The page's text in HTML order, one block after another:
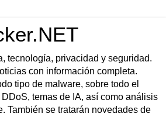
tecnología, privacidad y seguridad.
con información completa.
tipo de malware, sobre todo el
temas de IA, así como análisis
También se tratarán novedades de